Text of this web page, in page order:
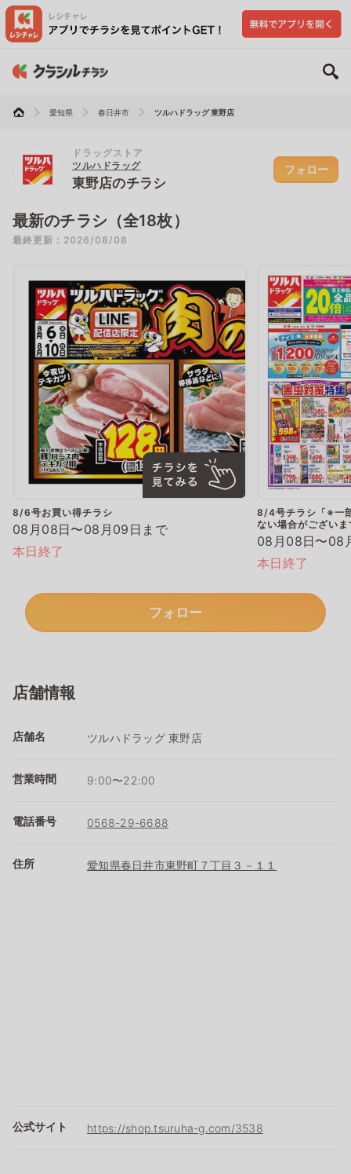
愛知県 春日井市 ツルハドラッグ 東野店
ドラッグストア
ツルハドラッグ
東野店のチラシ
フォロー
最新のチラシ（全18枚）
最終更新：2026/08/08
8/6号お買い得チラシ
08月08日〜08月09日まで
本日終了
8/4号チラシ「※一
ない場合がございま
08月08日〜08
本日終了
フォロー
店舗情報
店舗名 ツルハドラッグ 東野店
営業時間 9:00〜22:00
電話番号 0568-29-6688
住所 愛知県春日井市東野町７丁目３－１１
公式サイト https://shop.tsuruha-g.com/3538